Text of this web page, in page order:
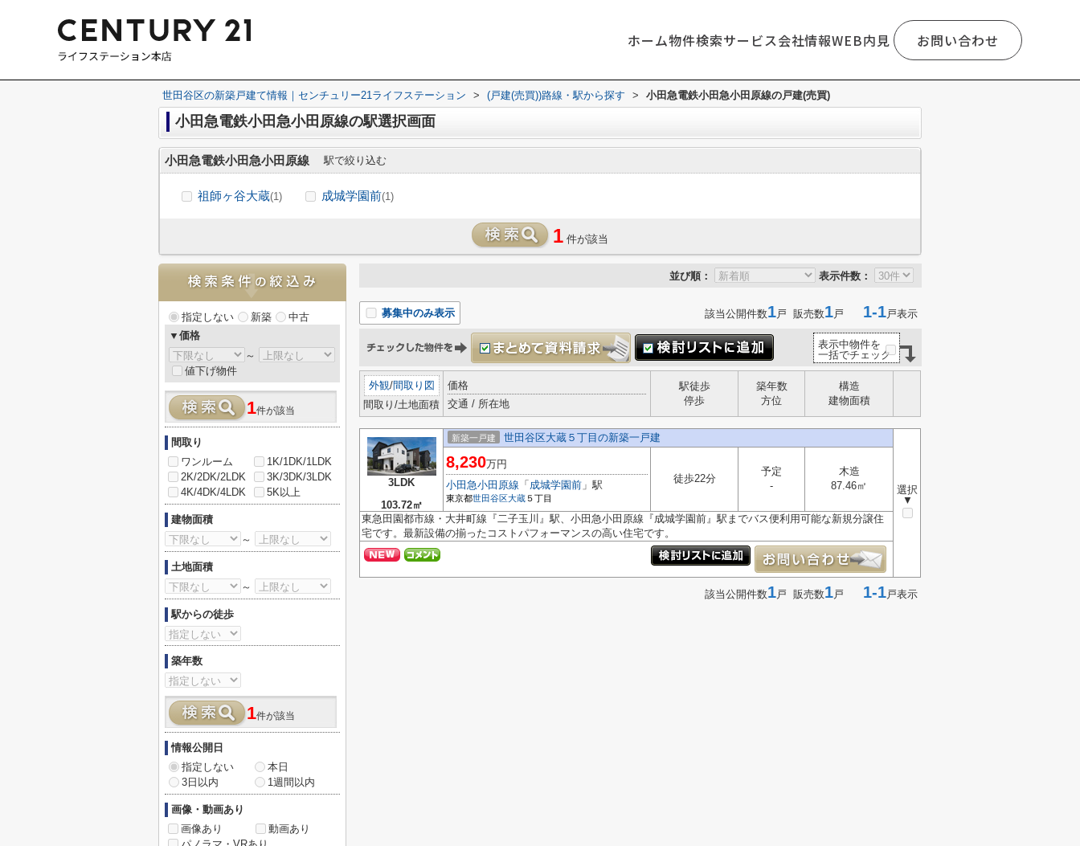
ホーム物件検索サービス会社情報WEB内見 お問い合わせ
世田谷区の新築戸建て情報｜センチュリー21ライフステーション > (戸建(売買))路線・駅から探す > 小田急電鉄小田急小田原線の戸建(売買)
小田急電鉄小田急小田原線の駅選択画面
小田急電鉄小田急小田原線 駅で絞り込む
祖師ヶ谷大蔵(1) 成城学園前(1)
1 件が該当
並び順： 表示件数：
募集中のみ表示 該当公開件数1戸 販売数1戸 1-1戸表示
表示中物件を
一括でチェック
外観/間取り図
間取り/土地面積
価格
交通 / 所在地
駅徒歩
停歩
築年数
方位
構造
建物面積
3LDK
103.72㎡
新築一戸建 世田谷区大蔵５丁目の新築一戸建
選択
▼
8,230万円
小田急小田原線 「 成城学園前 」駅
東京都世田谷区大蔵 ５丁目
徒歩22分
予定
-
木造
87.46㎡
東急田園都市線・大井町線『二子玉川』駅、小田急小田原線『成城学園前』駅までバス便利用可能な新規分譲住
宅です。最新設備の揃ったコストパフォーマンスの高い住宅です。
該当公開件数1戸 販売数1戸 1-1戸表示
指定しない 新築
中古
▼価格
～
値下げ物件
1件が該当
間取り
ワンルーム
1K/1DK/1LDK
2K/2DK/2LDK
3K/3DK/3LDK
4K/4DK/4LDK
5K以上
建物面積
～
土地面積
～
駅からの徒歩
築年数
1件が該当
情報公開日
指定しない
本日
3日以内
1週間以内
画像・動画あり
画像あり
動画あり